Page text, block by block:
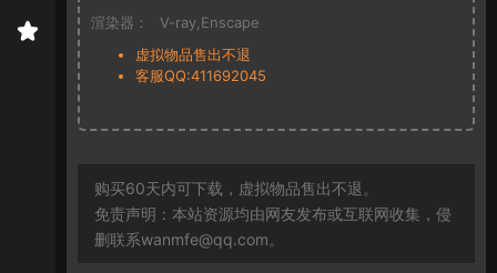
渲染器：
V-ray,Enscape
虚拟物品售出不退
客服QQ:411692045
购买60天内可下载，虚拟物品售出不退。
免责声明：本站资源均由网友发布或互联网收集，侵
删联系wanmfe@qq.com。